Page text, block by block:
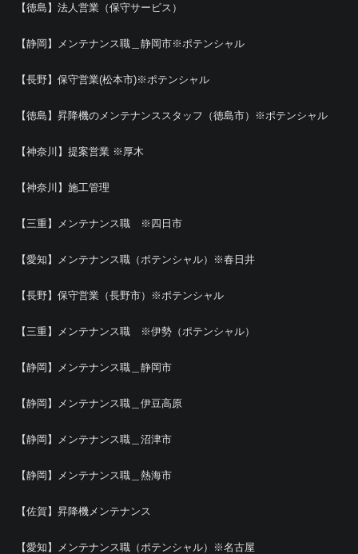
【徳島】法人営業（保守サービス）
【静岡】メンテナンス職＿静岡市※ポテンシャル
【長野】保守営業(松本市)※ポテンシャル
【徳島】昇降機のメンテナンススタッフ（徳島市）※ポテンシャル
【神奈川】提案営業 ※厚木
【神奈川】施工管理
【三重】メンテナンス職 ※四日市
【愛知】メンテナンス職（ポテンシャル）※春日井
【長野】保守営業（長野市）※ポテンシャル
【三重】メンテナンス職 ※伊勢（ポテンシャル）
【静岡】メンテナンス職＿静岡市
【静岡】メンテナンス職＿伊豆高原
【静岡】メンテナンス職＿沼津市
【静岡】メンテナンス職＿熱海市
【佐賀】昇降機メンテナンス
【愛知】メンテナンス職（ポテンシャル）※名古屋